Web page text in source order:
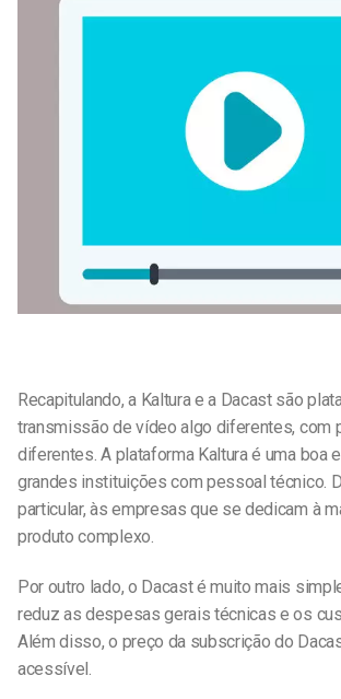
Recapitulando, a Kaltura e a Dacast são
transmissão de vídeo algo diferentes, com
diferentes. A plataforma Kaltura é uma boa
grandes instituições com pessoal técnico.
particular, às empresas que se dedicam à
produto complexo.
Por outro lado, o Dacast é muito mais
reduz as despesas gerais técnicas e os
Além disso, o preço da subscrição do
acessível.